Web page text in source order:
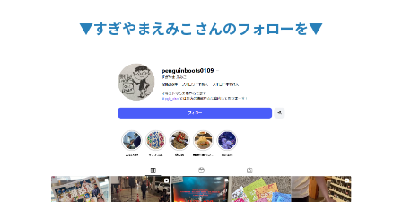
▼すぎやまえみこさんのフォローを▼